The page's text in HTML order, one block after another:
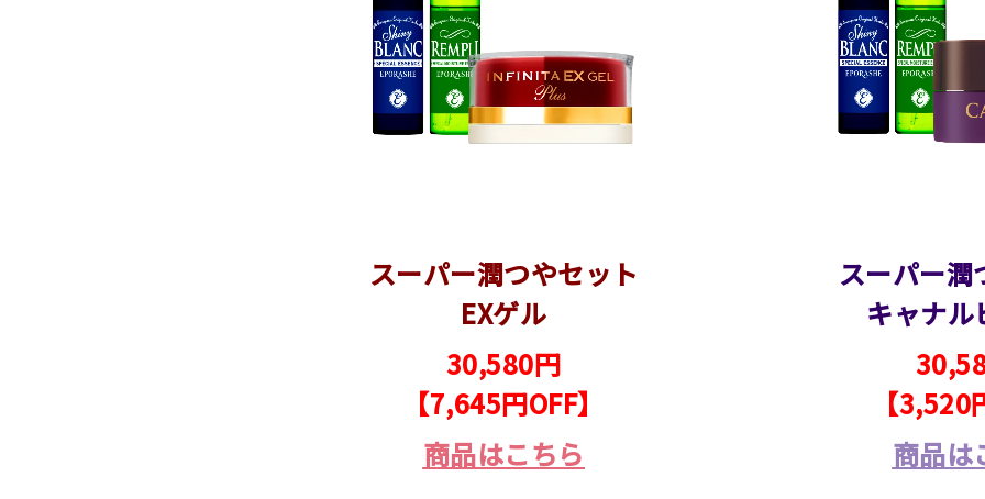
スーパー潤つやセット
EXゲル
スーパー潤
キャナ
30,580円
【7,645円OFF】
【3,520
商品はこちら
商品は